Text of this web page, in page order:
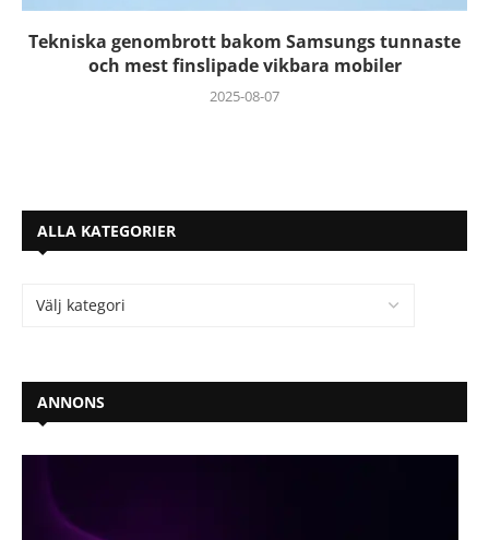
Tekniska genombrott bakom Samsungs tunnaste
och mest finslipade vikbara mobiler
2025-08-07
ALLA KATEGORIER
ANNONS